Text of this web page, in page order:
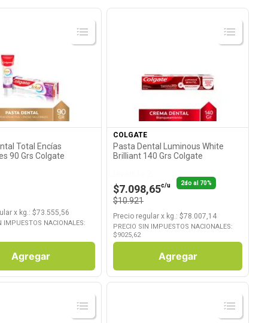
Ver Producto
Total Encías
90 Grs Colgate
x kg.: $73.555,56
IMPUESTOS NACIONALES:
Agregar
Ver Producto
COLGATE
Pasta Dental Luminous White
Brilliant 140 Grs Colgate
$7.098,65c/u 2do al 70%
$10.921
Precio regular x kg. : $78.007,14
PRECIO SIN IMPUESTOS NACIONALES:
$9025,62
Agregar